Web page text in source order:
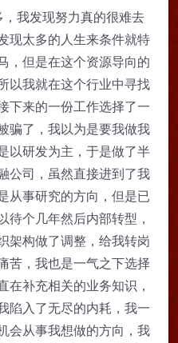
我发现努力真的很难去
现太多的人生来条件就特
，但是在这个资源导向的
以我就在这个行业中寻找
下来的一份工作选择了一
骗了，我以为是要我做我
以研发为主，于是做了半
公司，虽然直接进到了我
从事研究的方向，但是已
待个几年然后内部转型，
架构做了调整，给我转岗
苦，我也是一气之下选择
在补充相关的业务知识，
陷入了无尽的内耗，我一
会从事我想做的方向，我